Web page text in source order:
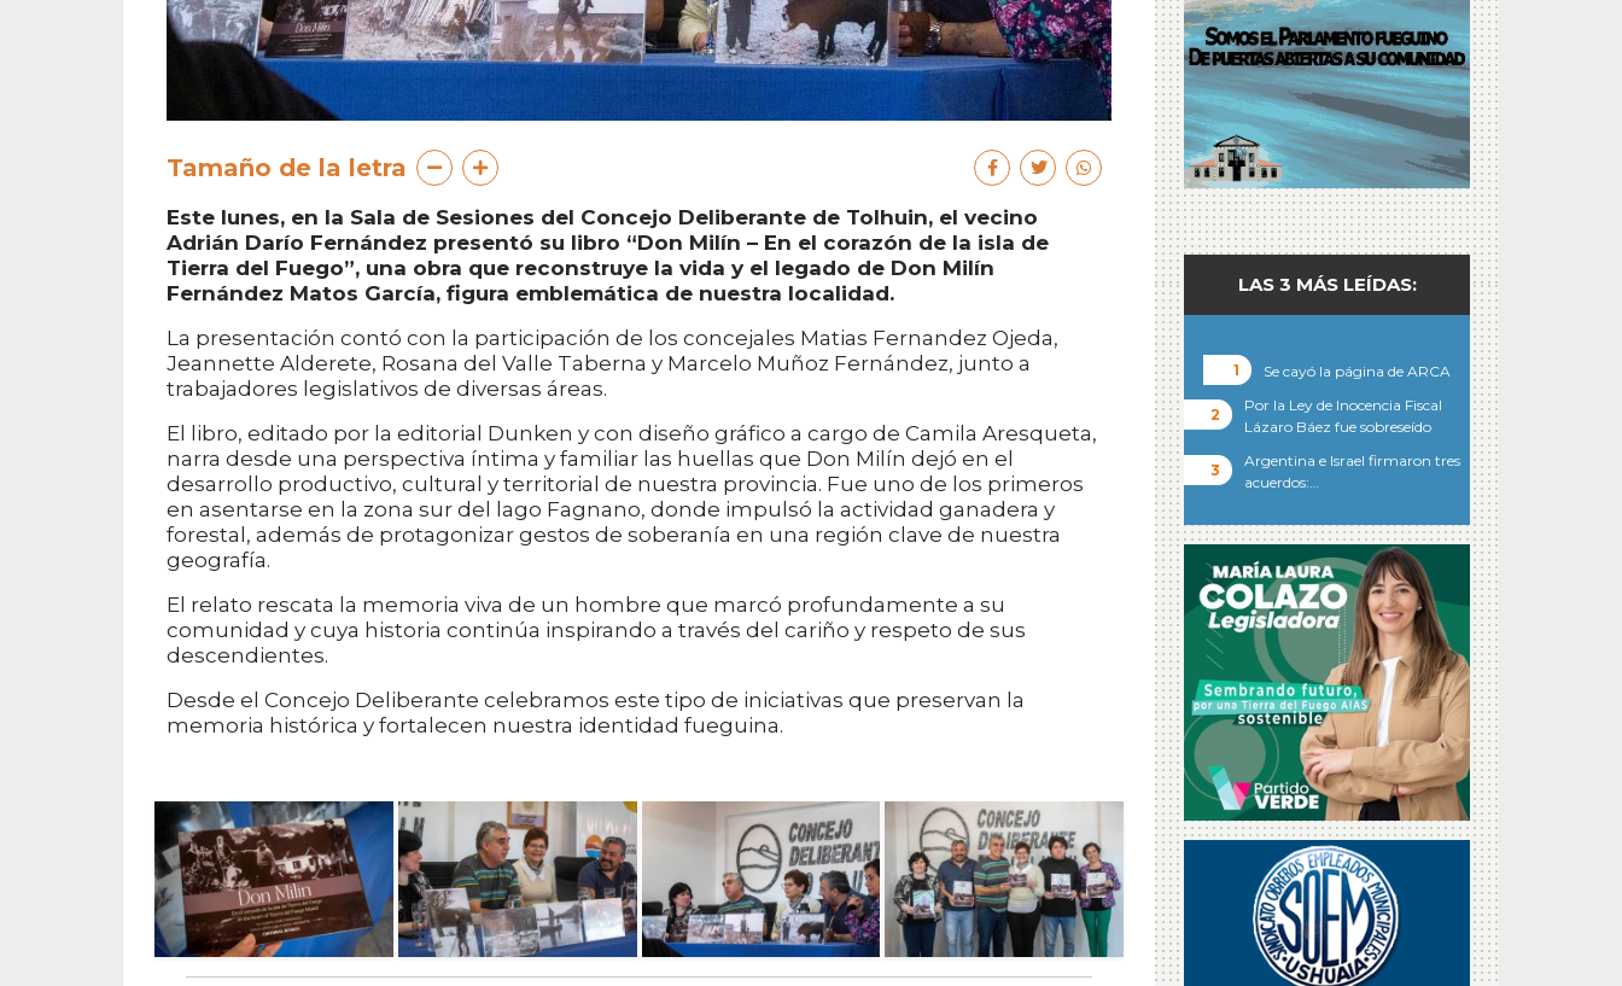
Tamaño de la letra
Este lunes, en la Sala de Sesiones del Concejo Deliberante de Tolhuin, el vecino
Adrián Darío Fernández presentó su libro “Don Milín – En el corazón de la isla de
Tierra del Fuego”, una obra que reconstruye la vida y el legado de Don Milín
Fernández Matos García, figura emblemática de nuestra localidad.
La presentación contó con la participación de los concejales Matias Fernandez Ojeda,
Jeannette Alderete, Rosana del Valle Taberna y Marcelo Muñoz Fernández, junto a
trabajadores legislativos de diversas áreas.
El libro, editado por la editorial Dunken y con diseño gráfico a cargo de Camila Aresqueta,
narra desde una perspectiva íntima y familiar las huellas que Don Milín dejó en el
desarrollo productivo, cultural y territorial de nuestra provincia. Fue uno de los primeros
en asentarse en la zona sur del lago Fagnano, donde impulsó la actividad ganadera y
forestal, además de protagonizar gestos de soberanía en una región clave de nuestra
geografía.
El relato rescata la memoria viva de un hombre que marcó profundamente a su
comunidad y cuya historia continúa inspirando a través del cariño y respeto de sus
descendientes.
Desde el Concejo Deliberante celebramos este tipo de iniciativas que preservan la
memoria histórica y fortalecen nuestra identidad fueguina.
LAS 3 MÁS LEÍDAS:
Se cayó la página de ARCA
Por la Ley de Inocencia Fiscal
Lázaro Báez fue sobreseído
Argentina e Israel firmaron tres
acuerdos:…